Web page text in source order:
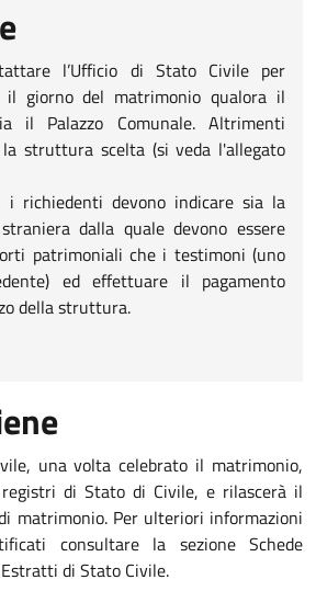
l’Ufficio di Stato Civile per
il giorno del matrimonio qualora il
il Palazzo Comunale. Altrimenti
struttura scelta (si veda l'allegato
richiedenti devono indicare sia la
dalla quale devono essere
patrimoniali che i testimoni (uno
ed effettuare il pagamento
della struttura.
una volta celebrato il matrimonio,
di Stato di Civile, e rilascerà il
matrimonio. Per ulteriori informazioni
consultare la sezione Schede
di Stato Civile.